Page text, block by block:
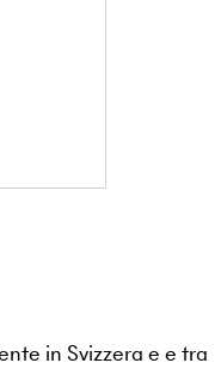
in Svizzera e e tra